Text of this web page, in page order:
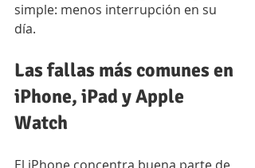
simple: menos interrupción en su
día.
Las fallas más comunes en
iPhone, iPad y Apple
Watch